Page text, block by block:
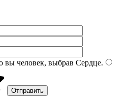
вы человек, выбрав Сердце.